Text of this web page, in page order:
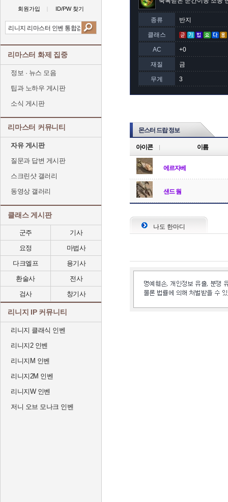
회원가입 ID/PW 찾기
리마스터 화제 집중
정보 · 뉴스 모음
팁과 노하우 게시판
소식 게시판
리마스터 커뮤니티
자유 게시판
질문과 답변 게시판
스크린샷 갤러리
동영상 갤러리
클래스 게시판
군주
기사
요정
마법사
다크엘프
용기사
환술사
전사
검사
창기사
리니지 IP 커뮤니티
리니지 클래식 인벤
리니지2 인벤
리니지M 인벤
리니지2M 인벤
리니지W 인벤
저니 오브 모나크 인벤
종류 반지
클래스
AC +0
재질 금
무게 3
몬스터 드랍 정보
아이콘 이름
에르자베
샌드 웜
나도 한마디